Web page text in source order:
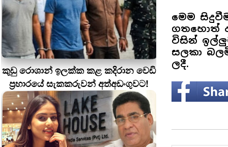
කුඩු රොශාන් ඉලක්ක කළ කදිරාන වෙඩි
ප්‍රහාරයේ සැකකරුවන් අත්අඩංගුවට!
මෙම
ගතහොත්
විසින්
සලකා
ලදී.